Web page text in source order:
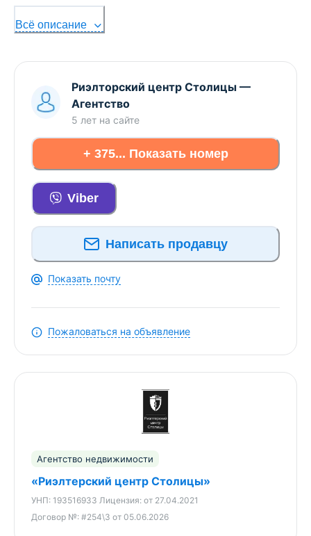
амбулатория, школа, детский сад, почта.
Подойдёт тем, кто хочет своё хозяйство и
Звоните, покажу в любое время.. Интернет,
Холодильник, Телевизор, Стиральная машина,
Кондиционер, Микроволновка
Всё описание
Риэлторский центр Столицы—
Агентство
5 летна сайте
+ 375... Показать номер
Viber
Написать продавцу
Показать почту
Пожаловаться на объявление
Агентство недвижимости
«Риэлтерский центр Столицы»
УНП: 193516933 Лицензия: от 27.04.2021
Договор №: #254\3 от 05.06.2026